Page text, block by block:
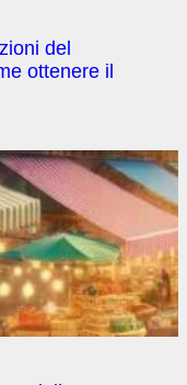
del
ottenere il